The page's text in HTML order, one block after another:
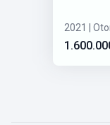
2021 |